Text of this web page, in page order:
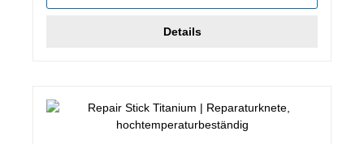
Details